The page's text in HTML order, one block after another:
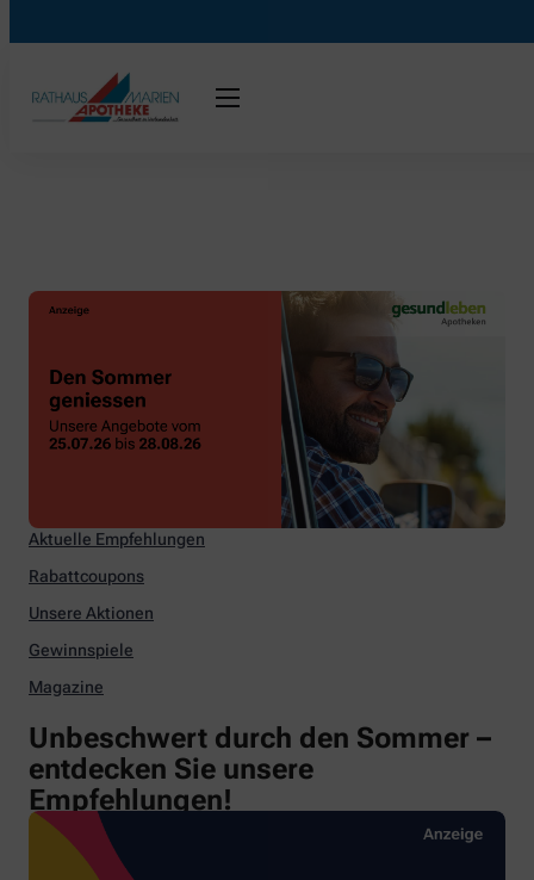
Aktuelle Empfehlungen
Rabattcoupons
Unsere Aktionen
Gewinnspiele
Magazine
Unbeschwert durch den Sommer –
entdecken Sie unsere
Empfehlungen!